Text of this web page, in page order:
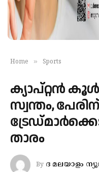
Home » Sports
ക്യാപ്റ്റൻ
സ്വന്തം,
താരം
By ദ മലയാളം